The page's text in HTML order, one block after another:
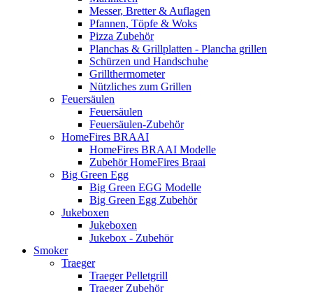
Messer, Bretter & Auflagen
Pfannen, Töpfe & Woks
Pizza Zubehör
Planchas & Grillplatten - Plancha grillen
Schürzen und Handschuhe
Grillthermometer
Nützliches zum Grillen
Feuersäulen
Feuersäulen
Feuersäulen-Zubehör
HomeFires BRAAI
HomeFires BRAAI Modelle
Zubehör HomeFires Braai
Big Green Egg
Big Green EGG Modelle
Big Green Egg Zubehör
Jukeboxen
Jukeboxen
Jukebox - Zubehör
Smoker
Traeger
Traeger Pelletgrill
Traeger Zubehör